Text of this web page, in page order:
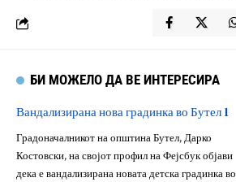
БИ МОЖЕЛО ДА ВЕ ИНТЕРЕСИРА
Вандализирана нова градинка во Бутел 1
Градоначалникот на општина Бутел, Дарко
Костовски, на својот профил на Фејсбук објави
дека е вандализирана новата детска градинка во